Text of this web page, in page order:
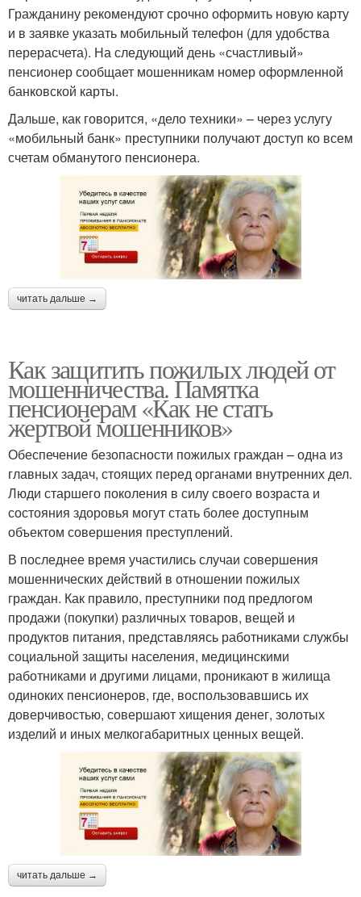
Гражданину рекомендуют срочно оформить новую карту
и в заявке указать мобильный телефон (для удобства
перерасчета). На следующий день «счастливый»
пенсионер сообщает мошенникам номер оформленной
банковской карты.
Дальше, как говорится, «дело техники» – через услугу
«мобильный банк» преступники получают доступ ко всем
счетам обманутого пенсионера.
читать дальше →
Как защитить пожилых людей от
мошенничества. Памятка
пенсионерам «Как не стать
жертвой мошенников»
Обеспечение безопасности пожилых граждан – одна из
главных задач, стоящих перед органами внутренних дел.
Люди старшего поколения в силу своего возраста и
состояния здоровья могут стать более доступным
объектом совершения преступлений.
В последнее время участились случаи совершения
мошеннических действий в отношении пожилых
граждан. Как правило, преступники под предлогом
продажи (покупки) различных товаров, вещей и
продуктов питания, представляясь работниками службы
социальной защиты населения, медицинскими
работниками и другими лицами, проникают в жилища
одиноких пенсионеров, где, воспользовавшись их
доверчивостью, совершают хищения денег, золотых
изделий и иных мелкогабаритных ценных вещей.
читать дальше →